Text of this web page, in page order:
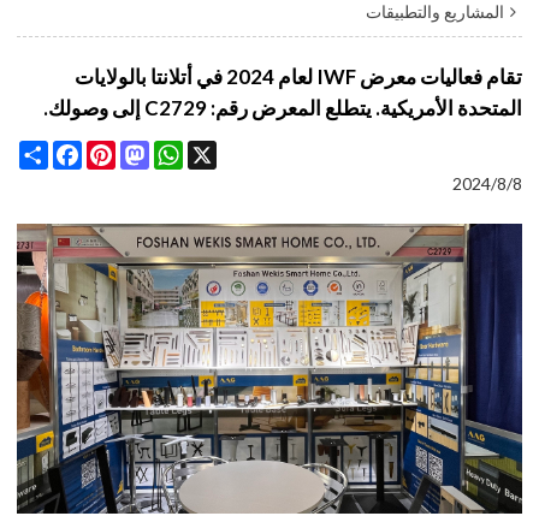
المشاريع والتطبيقات
تقام فعاليات معرض IWF لعام 2024 في أتلانتا بالولايات
المتحدة الأمريكية. يتطلع المعرض رقم: C2729 إلى وصولك.
Share
Facebook
Pinterest
Mastodon
WhatsApp
X
2024/8/8